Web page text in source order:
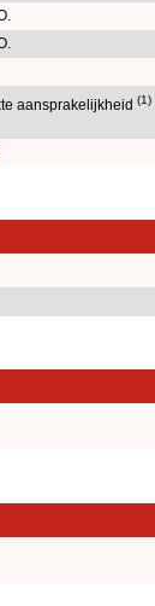
aansprakelijkheid (1)